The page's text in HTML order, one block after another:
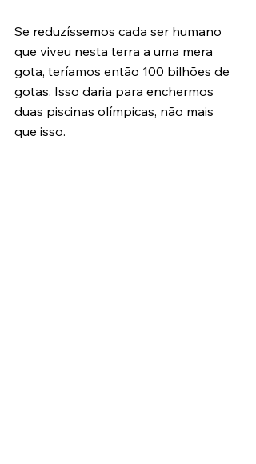
Se reduzíssemos cada ser humano
que viveu nesta terra a uma mera
gota, teríamos então 100 bilhões de
gotas. Isso daria para enchermos
duas piscinas olímpicas, não mais
que isso.